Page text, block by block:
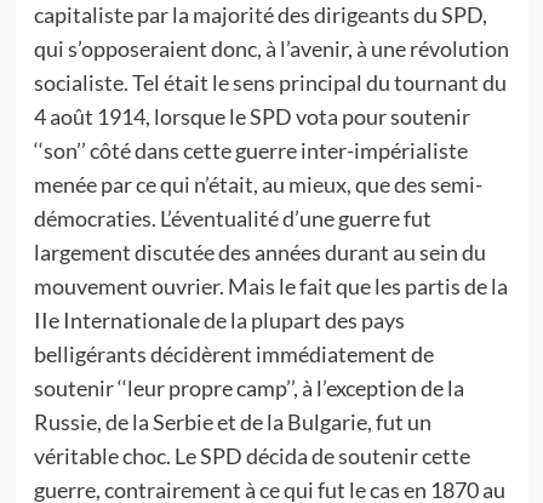
capitaliste par la majorité des dirigeants du SPD,
qui s’opposeraient donc, à l’avenir, à une révolution
socialiste. Tel était le sens principal du tournant du
4 août 1914, lorsque le SPD vota pour soutenir
‘‘son’’ côté dans cette guerre inter-impérialiste
menée par ce qui n’était, au mieux, que des semi-
démocraties. L’éventualité d’une guerre fut
largement discutée des années durant au sein du
mouvement ouvrier. Mais le fait que les partis de la
IIe Internationale de la plupart des pays
belligérants décidèrent immédiatement de
soutenir ‘‘leur propre camp’’, à l’exception de la
Russie, de la Serbie et de la Bulgarie, fut un
véritable choc. Le SPD décida de soutenir cette
guerre, contrairement à ce qui fut le cas en 1870 au